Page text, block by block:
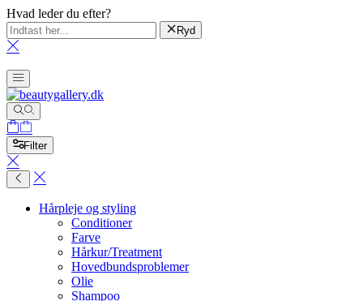
Hvad leder du efter?
Ryd
Filter
Hårpleje og styling
Conditioner
Farve
Hårkur/Treatment
Hovedbundsproblemer
Olie
Shampoo